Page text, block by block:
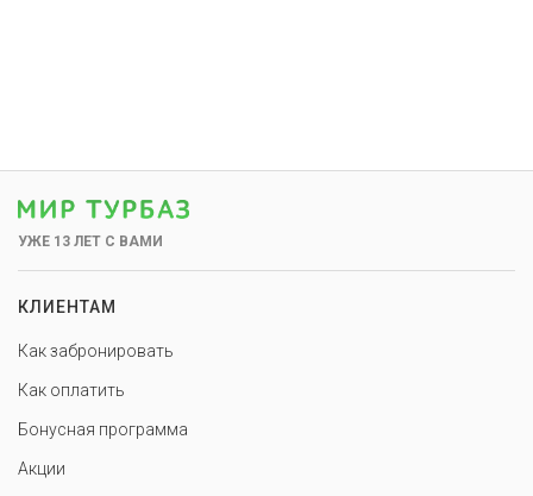
УЖЕ 13 ЛЕТ С ВАМИ
КЛИЕНТАМ
Как забронировать
Как оплатить
Бонусная программа
Акции